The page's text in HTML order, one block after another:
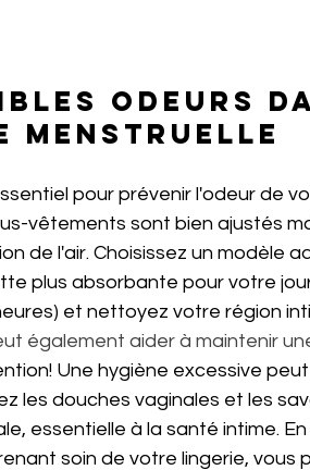
odeurs
pour prévenir l'odeur de
vêtements sont bien ajustés
de l'air. Choisissez un modèle
plus absorbante pour votre
et nettoyez votre région
également aider à maintenir
Une hygiène excessive
les douches vaginales et les
essentielle à la santé intime.
soin de votre lingerie, vous